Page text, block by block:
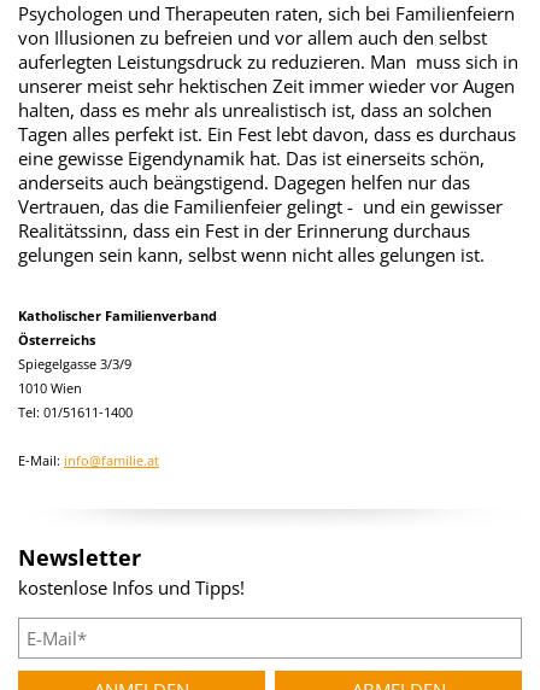
Psychologen und Therapeuten raten, sich bei Familienfeiern
von Illusionen zu befreien und vor allem auch den selbst
auferlegten Leistungsdruck zu reduzieren. Man muss sich in
unserer meist sehr hektischen Zeit immer wieder vor Augen
halten, dass es mehr als unrealistisch ist, dass an solchen
Tagen alles perfekt ist. Ein Fest lebt davon, dass es durchaus
eine gewisse Eigendynamik hat. Das ist einerseits schön,
anderseits auch beängstigend. Dagegen helfen nur das
Vertrauen, das die Familienfeier gelingt - und ein gewisser
Realitätssinn, dass ein Fest in der Erinnerung durchaus
gelungen sein kann, selbst wenn nicht alles gelungen ist.
Katholischer Familienverband
Österreichs
Spiegelgasse 3/3/9
1010 Wien
Tel: 01/51611-1400
E-Mail: info@familie.at
Newsletter
kostenlose Infos und Tipps!